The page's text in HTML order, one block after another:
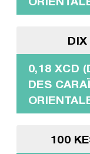
0,18 XCD
DES
100